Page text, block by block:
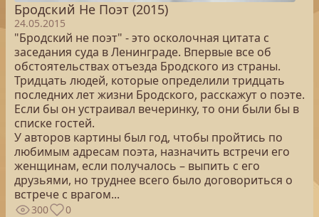
Бродский Не Поэт (2015)
24.05.2015
"Бродский не поэт" - это осколочная цитата с
заседания суда в Ленинграде. Впервые все об
обстоятельствах отъезда Бродского из страны.
Тридцать людей, которые определили тридцать
последних лет жизни Бродского, расскажут о поэте.
Если бы он устраивал вечеринку, то они были бы в
списке гостей.
У авторов картины был год, чтобы пройтись по
любимым адресам поэта, назначить встречи его
женщинам, если получалось – выпить с его
друзьями, но труднее всего было договориться о
встрече с врагом...
300 0